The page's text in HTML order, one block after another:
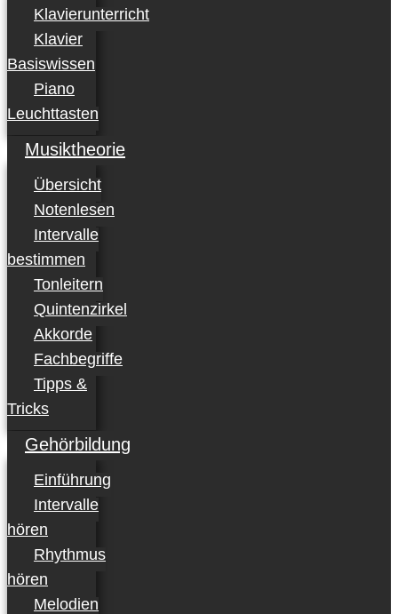
Klavierunterricht
Klavier
Basiswissen
Piano
Leuchttasten
Musiktheorie
Übersicht
Notenlesen
Intervalle
bestimmen
Tonleitern
Quintenzirkel
Akkorde
Fachbegriffe
Tipps &
Tricks
Gehörbildung
Einführung
Intervalle
hören
Rhythmus
hören
Melodien